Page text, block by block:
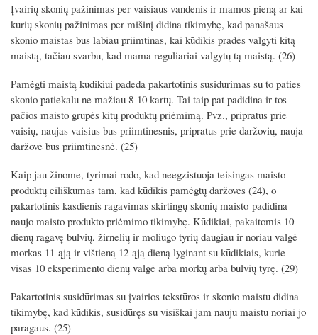
Įvairių skonių pažinimas per vaisiaus vandenis ir mamos pieną ar kai
kurių skonių pažinimas per mišinį didina tikimybę, kad panašaus
skonio maistas bus labiau priimtinas, kai kūdikis pradės valgyti kitą
maistą, tačiau svarbu, kad mama reguliariai valgytų tą maistą. (26)
Pamėgti maistą kūdikiui padeda pakartotinis susidūrimas su to paties
skonio patiekalu ne mažiau 8-10 kartų. Tai taip pat padidina ir tos
pačios maisto grupės kitų produktų priėmimą. Pvz., pripratus prie
vaisių, naujas vaisius bus priimtinesnis, pripratus prie daržovių, nauja
daržovė bus priimtinesnė. (25)
Kaip jau žinome, tyrimai rodo, kad neegzistuoja teisingas maisto
produktų eiliškumas tam, kad kūdikis pamėgtų daržoves (24), o
pakartotinis kasdienis ragavimas skirtingų skonių maisto padidina
naujo maisto produkto priėmimo tikimybę. Kūdikiai, pakaitomis 10
dienų ragavę bulvių, žirnelių ir moliūgo tyrių daugiau ir noriau valgė
morkas 11-ąją ir vištieną 12-ąją dieną lyginant su kūdikiais, kurie
visas 10 eksperimento dienų valgė arba morkų arba bulvių tyrę. (29)
Pakartotinis susidūrimas su įvairios tekstūros ir skonio maistu didina
tikimybę, kad kūdikis, susidūręs su visiškai jam nauju maistu noriai jo
paragaus. (25)